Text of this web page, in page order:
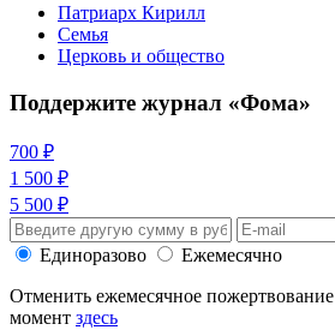
Патриарх Кирилл
Семья
Церковь и общество
Поддержите журнал «Фома»
700 ₽
1 500 ₽
5 500 ₽
Единоразово
Ежемесячно
Отменить ежемесячное
момент здесь